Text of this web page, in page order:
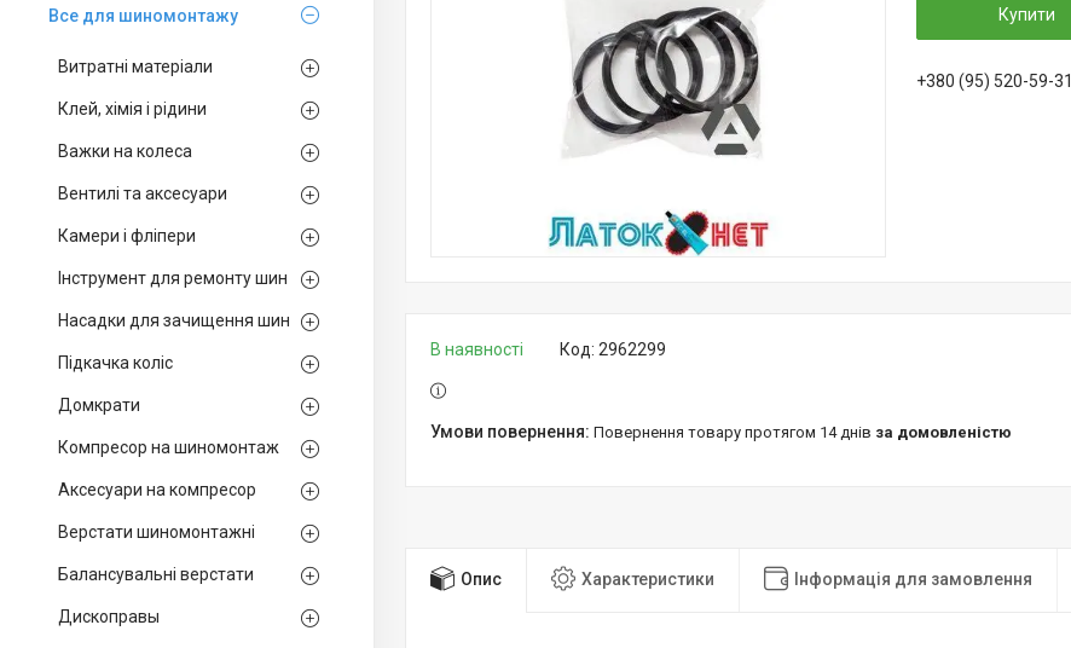
Все для шиномонтажу
Витратні матеріали
Клей, хімія і рідини
Важки на колеса
Вентилі та аксесуари
Камери і фліпери
Інструмент для ремонту шин
Насадки для зачищення шин
Підкачка коліс
Домкрати
Компресор на шиномонтаж
Аксесуари на компресор
Верстати шиномонтажні
Балансувальні верстати
Дископравы
Купити
+380 (95) 520-59-31
В наявності Код: 2962299
повернення товару протягом 14 днів за домовленістю
Опис Характеристики Інформація для замовлення